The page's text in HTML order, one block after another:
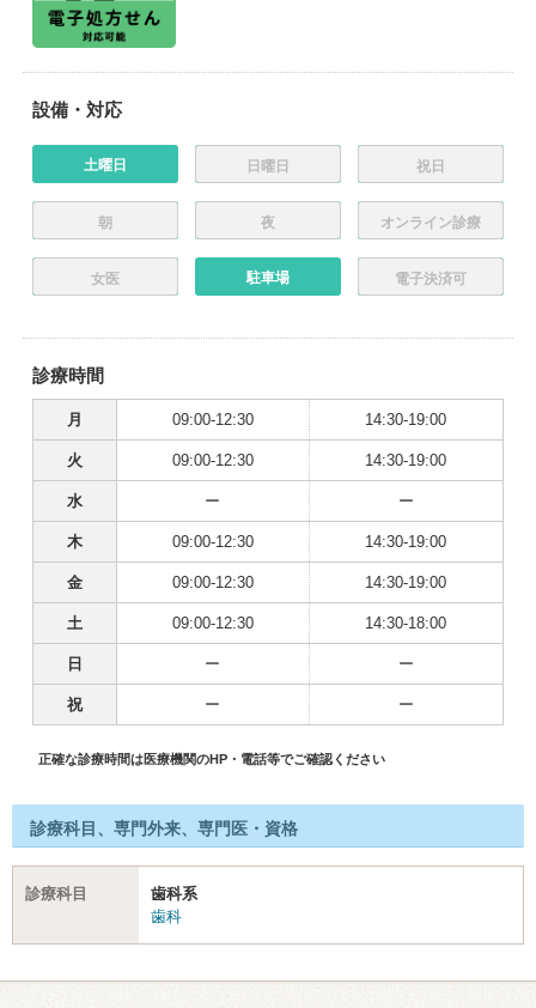
設備・対応
土曜日 日曜日 祝日
朝 夜 オンライン診療
女医 駐車場 電子決済可
診療時間
月 09:00-12:30 14:30-19:00
火 09:00-12:30 14:30-19:00
水 ー ー
木 09:00-12:30 14:30-19:00
金 09:00-12:30 14:30-19:00
土 09:00-12:30 14:30-18:00
日 ー ー
祝 ー ー
正確な診療時間は医療機関のHP・電話等でご確認ください
診療科目、専門外来、専門医・資格
診療科目
歯科系
歯科